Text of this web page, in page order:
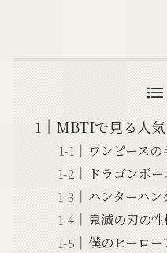
MBTIで見る人
ワンピース
ドラゴンボ
ハンターハ
鬼滅の刃の
僕のヒーロ